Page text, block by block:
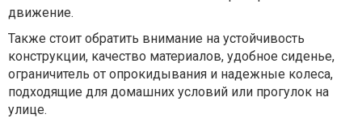
движение.
Также стоит обратить внимание на устойчивость
конструкции, качество материалов, удобное сиденье,
ограничитель от опрокидывания и надежные колеса,
подходящие для домашних условий или прогулок на
улице.